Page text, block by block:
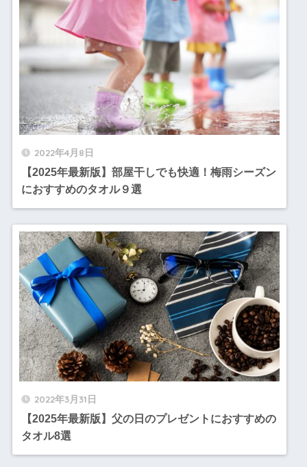
2022年4月8日
【2025年最新版】部屋干しでも快適！梅雨シーズン
におすすめのタオル９選
2022年3月31日
【2025年最新版】父の日のプレゼントにおすすめの
タオル8選